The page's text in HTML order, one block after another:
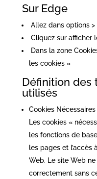
Sur Edge
Allez dans options
Cliquez sur afficher
Dans la zone
les cookies »
Définition des
utilisés
Cookies Nécessaires
Les cookies «
les fonctions de
les pages et l’accès
Web. Le site Web
correctement sans